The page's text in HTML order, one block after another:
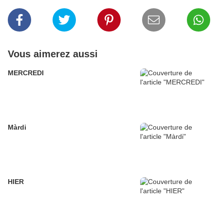
Vous aimerez aussi
MERCREDI
Màrdi
HIER